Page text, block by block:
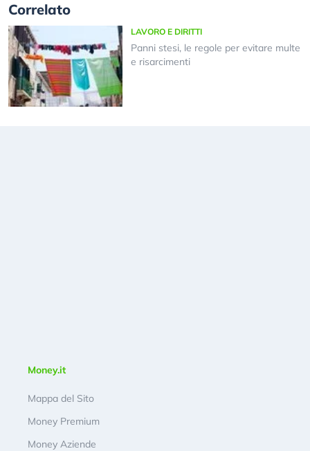
Correlato
LAVORO E DIRITTI
Panni stesi, le regole per evitare multe
e risarcimenti
Money.it
Mappa del Sito
Money Premium
Money Aziende